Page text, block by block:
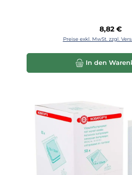
Regulärer
8,82 €
Preise exkl. MwSt. zzgl.
In den